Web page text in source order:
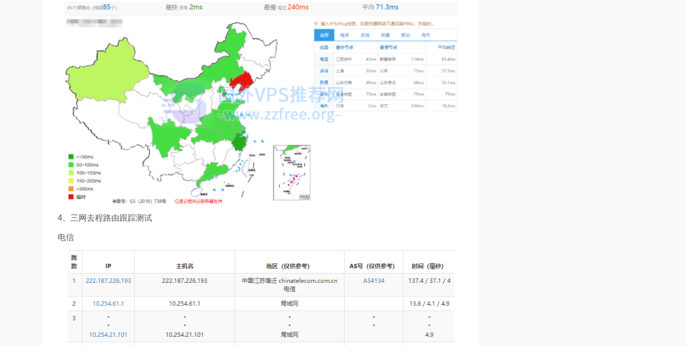
4、三网去程路由跟踪测试
电信